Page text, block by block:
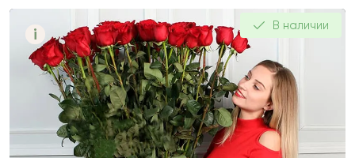
i
красных роз 170
В наличии